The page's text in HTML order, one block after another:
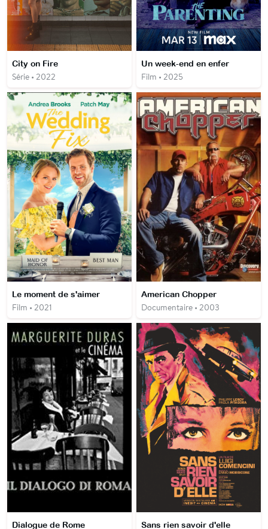
City on Fire
Série • 2022
Un week-end en enfer
Film • 2025
Le moment de s'aimer
Film • 2021
American Chopper
Documentaire • 2003
Dialogue de Rome Sans rien savoir d'elle